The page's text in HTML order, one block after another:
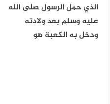
الذي حمل الرسول صلى الله
عليه وسلم بعد ولادته
ودخل به الكعبة هو